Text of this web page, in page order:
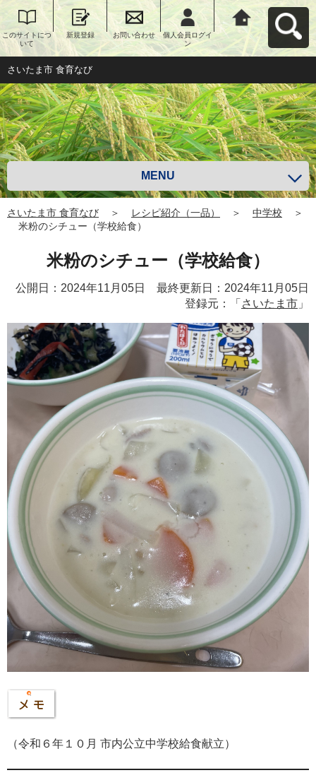
このサイトにつ
いて
新規登録 お問い合わせ
個人会員ログイ
ン
さいたま市 食育
なびへ戻る
さいたま市 食育なび
MENU
さいたま市 食育なび ＞ レシピ紹介（一品） ＞ 中学校
＞
米粉のシチュー（学校給食）
米粉のシチュー（学校給食）
公開日：2024年11月05日 最終更新日：2024年11月05日
登録元：「 さいたま市 」
（令和６年１０月 市内公立中学校給食献立）